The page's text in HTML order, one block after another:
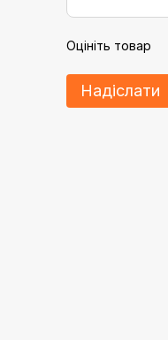
Оцініть товар
Надіслати